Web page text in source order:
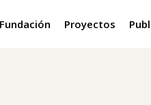
Fundación Proyectos